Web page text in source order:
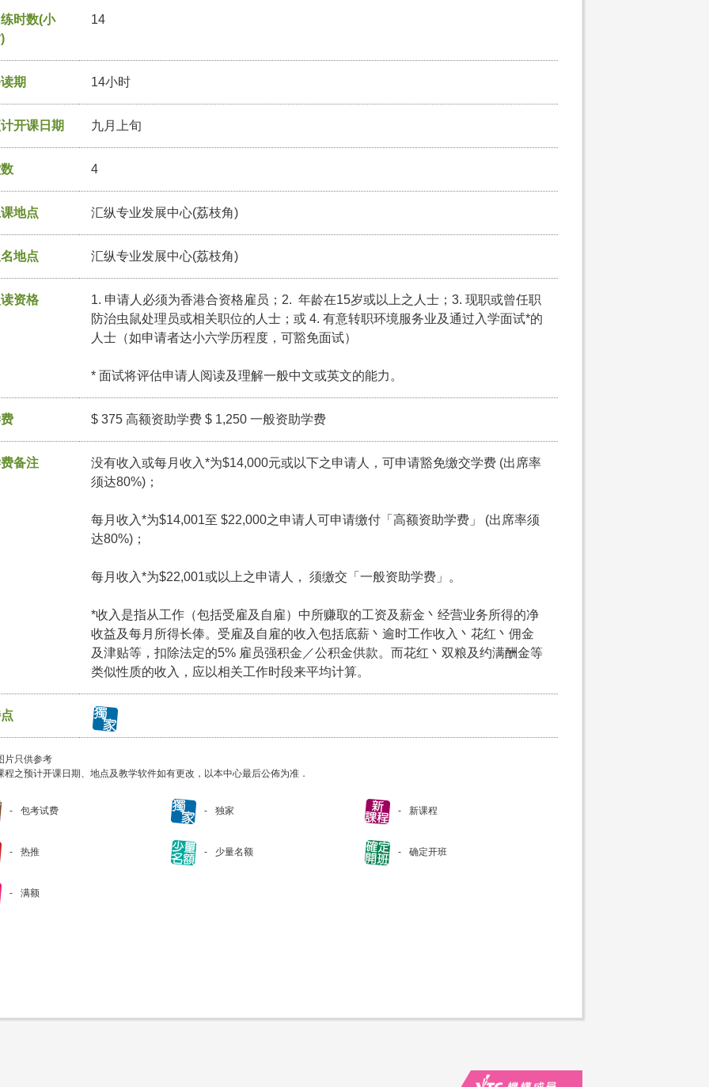
时数(小
14
期 14小时
开课日期 九月上旬
4
地点 汇纵专业发展中心(荔枝角)
地点 汇纵专业发展中心(荔枝角)
资格
1. 申请人必须为香港合资格雇员；2. 年龄在15岁或以上之人士；3. 现职或曾任职
防治虫鼠处理员或相关职位的人士；或 4. 有意转职环境服务业及通过入学面试*的
人士（如申请者达小六学历程度，可豁免面试）
* 面试将评估申请人阅读及理解一般中文或英文的能力。
$ 375 高额资助学费 $ 1,250 一般资助学费
备注
没有收入或每月收入*为$14,000元或以下之申请人，可申请豁免缴交学费 (出席率
须达80%)；
每月收入*为$14,001至 $22,000之申请人可申请缴付「高额资助学费」 (出席率须
达80%)；
每月收入*为$22,001或以上之申请人， 须缴交「一般资助学费」。
*收入是指从工作（包括受雇及自雇）中所赚取的工资及薪金丶经营业务所得的净
收益及每月所得长俸。受雇及自雇的收入包括底薪丶逾时工作收入丶花红丶佣金
及津贴等，扣除法定的5% 雇员强积金／公积金供款。而花红丶双粮及约满酬金等
类似性质的收入，应以相关工作时段来平均计算。
片只供参考
程之预计开课日期、地点及教学软件如有更改，以本中心最后公佈为准．
包考试费 独家 新课程
热推 少量名额 确定开班
满额